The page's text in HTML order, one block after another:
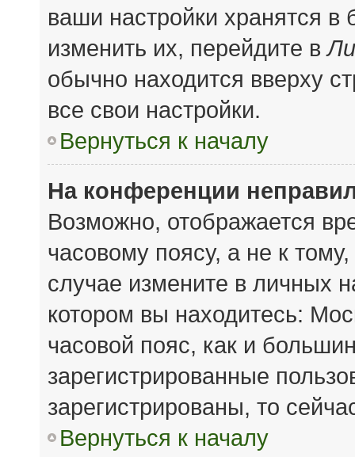
ваши настройки хранятся
изменить их, перейдите в
обычно находится вверху
все свои настройки.
Вернуться к началу
На конференции
Возможно, отображается
часовому поясу, а не к
случае измените в личных
котором вы находитесь:
часовой пояс, как и
зарегистрированные
зарегистрированы, то
Вернуться к началу